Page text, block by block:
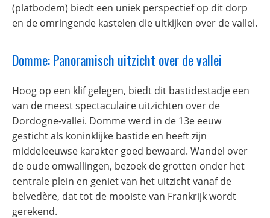
(platbodem) biedt een uniek perspectief op dit dorp
en de omringende kastelen die uitkijken over de vallei.
Domme: Panoramisch uitzicht over de vallei
Hoog op een klif gelegen, biedt dit bastidestadje een
van de meest spectaculaire uitzichten over de
Dordogne-vallei. Domme werd in de 13e eeuw
gesticht als koninklijke bastide en heeft zijn
middeleeuwse karakter goed bewaard. Wandel over
de oude omwallingen, bezoek de grotten onder het
centrale plein en geniet van het uitzicht vanaf de
belvedère, dat tot de mooiste van Frankrijk wordt
gerekend.